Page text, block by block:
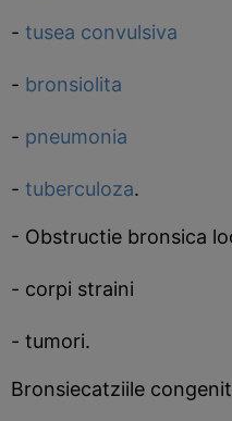
- tusea convulsiva
- bronsiolita
- pneumonia
- tuberculoza.
- Obstructie bronsica
- corpi straini
- tumori.
Bronsiecatziile